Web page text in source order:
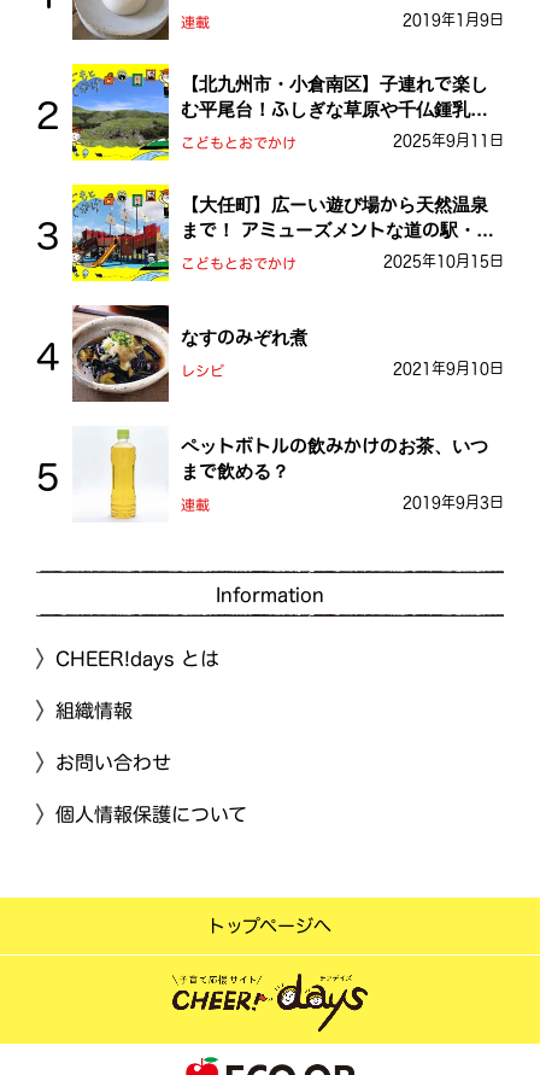
連載 2019年1月9日
【北九州市・小倉南区】子連れで楽し
む平尾台！ふしぎな草原や千仏鍾乳洞
を探検しよう！
こどもとおでかけ 2025年9月11日
【大任町】広ーい遊び場から天然温泉
まで！ アミューズメントな道の駅・お
おとう桜街道
こどもとおでかけ 2025年10月15日
なすのみぞれ煮
レシピ 2021年9月10日
ペットボトルの飲みかけのお茶、いつ
まで飲める？
連載 2019年9月3日
Information
CHEER!days とは
組織情報
お問い合わせ
個人情報保護について
トップページへ